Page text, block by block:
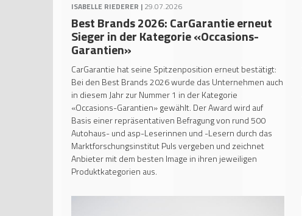
ISABELLE RIEDERER | 29.07.2026
Best Brands 2026: CarGarantie erneut
Sieger in der Kategorie «Occasions-
Garantien»
CarGarantie hat seine Spitzenposition erneut bestätigt:
Bei den Best Brands 2026 wurde das Unternehmen auch
in diesem Jahr zur Nummer 1 in der Kategorie
«Occasions-Garantien» gewählt. Der Award wird auf
Basis einer repräsentativen Befragung von rund 500
Autohaus- und asp-Leserinnen und -Lesern durch das
Marktforschungsinstitut Puls vergeben und zeichnet
Anbieter mit dem besten Image in ihren jeweiligen
Produktkategorien aus.